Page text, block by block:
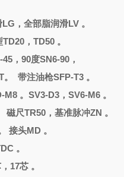
，全部脂润滑LV 。
，TD50 。
，90度SN6-90，
带注油枪SFP-T3 。
。SV3-D3，SV6-M6 。
尺TR50，基准脉冲ZN 。
接头MD 。
。
17芯 。